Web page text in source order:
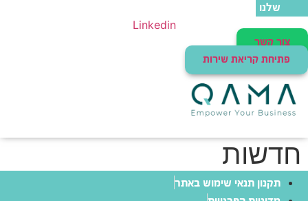
שלנו
Linkedin
צור קשר
פתיחת קריאת שירות
חדשות
תקנון תנאי שימוש באתר